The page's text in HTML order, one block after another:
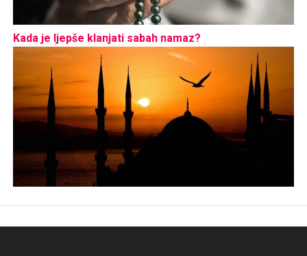
Kada je ljepše klanjati sabah namaz?